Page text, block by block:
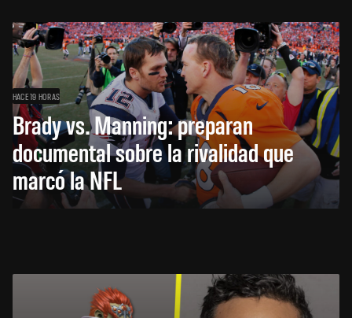
HACE 19 HORAS
Brady vs. Manning: preparan
documental sobre la rivalidad que
marcó la NFL